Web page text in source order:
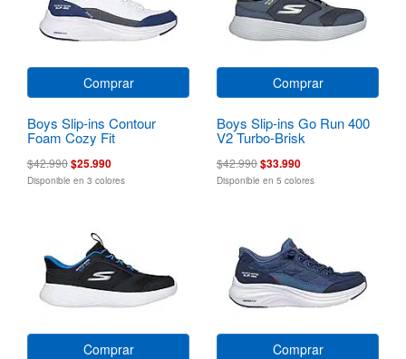
Comprar
Boys Slip-ins Contour
Foam Cozy Fit
$42.990$25.990
Disponible en 3 colores
Comprar
Boys Slip-ins Go Run 400
V2 Turbo-Brisk
$42.990$33.990
Disponible en 5 colores
Comprar Comprar